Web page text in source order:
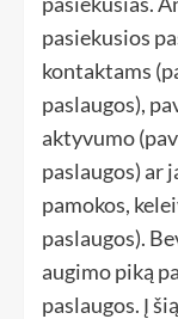
pasiekusios
kontaktams
paslaugos),
aktyvumo
paslaugos) ar
pamokos,
paslaugos).
augimo piką
paslaugos. Į